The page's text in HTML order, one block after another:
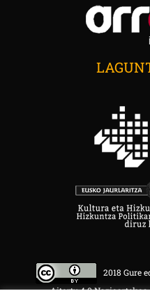
2018 Gure
Aitortu 4.0 Nazioartekoa